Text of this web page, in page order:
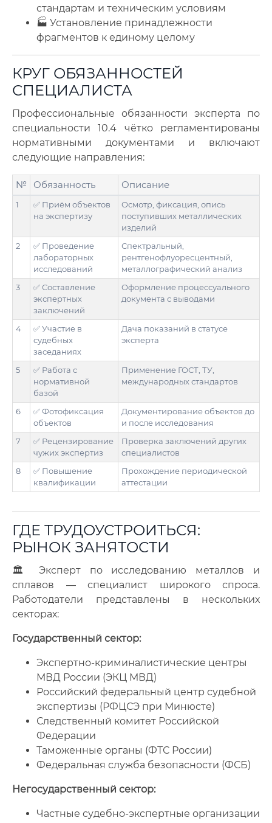
стандартам и техническим условиям
🏭 Установление принадлежности
фрагментов к единому целому
КРУГ ОБЯЗАННОСТЕЙ
СПЕЦИАЛИСТА
Профессиональные обязанности эксперта по
специальности 10.4 чётко регламентированы
нормативными документами и включают
следующие направления:
№ Обязанность Описание
1
✅ Приём объектов
на экспертизу
Осмотр, фиксация, опись
поступивших металлических
изделий
2
✅ Проведение
лабораторных
исследований
Спектральный,
рентгенофлуоресцентный,
металлографический анализ
3
✅ Составление
экспертных
заключений
Оформление процессуального
документа с выводами
4
✅ Участие в
судебных
заседаниях
Дача показаний в статусе
эксперта
5
✅ Работа с
нормативной
базой
Применение ГОСТ, ТУ,
международных стандартов
6
✅ Фотофиксация
объектов
Документирование объектов до
и после исследования
7
✅ Рецензирование
чужих экспертиз
Проверка заключений других
специалистов
8
✅ Повышение
квалификации
Прохождение периодической
аттестации
ГДЕ ТРУДОУСТРОИТЬСЯ:
РЫНОК ЗАНЯТОСТИ
🏛️ Эксперт по исследованию металлов и
сплавов — специалист широкого спроса.
Работодатели представлены в нескольких
секторах:
Государственный сектор:
Экспертно-криминалистические центры
МВД России (ЭКЦ МВД)
Российский федеральный центр судебной
экспертизы (РФЦСЭ при Минюсте)
Следственный комитет Российской
Федерации
Таможенные органы (ФТС России)
Федеральная служба безопасности (ФСБ)
Негосударственный сектор:
Частные судебно-экспертные организации